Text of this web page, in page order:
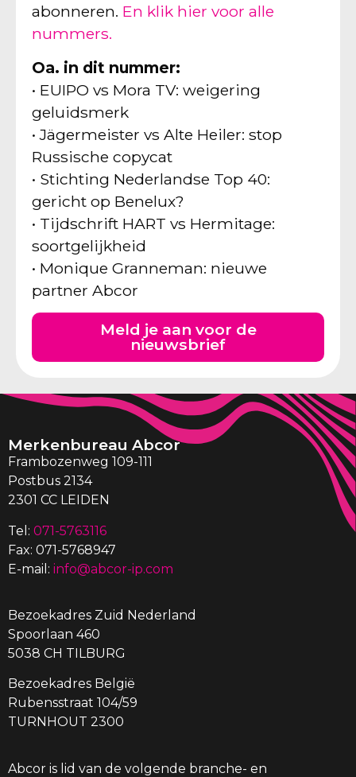
abonneren. En klik hier voor alle
nummers.
Oa. in dit nummer:
• EUIPO vs Mora TV: weigering
geluidsmerk
• Jägermeister vs Alte Heiler: stop
Russische copycat
• Stichting Nederlandse Top 40:
gericht op Benelux?
• Tijdschrift HART vs Hermitage:
soortgelijkheid
• Monique Granneman: nieuwe
partner Abcor
Meld je aan voor de
nieuwsbrief
Merkenbureau Abcor
Frambozenweg 109-111
Postbus 2134
2301 CC LEIDEN
Tel: 071-5763116
Fax: 071-5768947
E-mail: info@abcor-ip.com
Bezoekadres Zuid Nederland
Spoorlaan 460
5038 CH TILBURG
Bezoekadres België
Rubensstraat 104/59
TURNHOUT 2300
Abcor is lid van de volgende branche- en